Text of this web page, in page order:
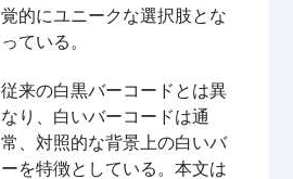
覚的にユニークな選択肢とな
っている。
従来の白黒バーコードとは異
なり、白いバーコードは通
常、対照的な背景上の白いバ
ーを特徴としている。本文は